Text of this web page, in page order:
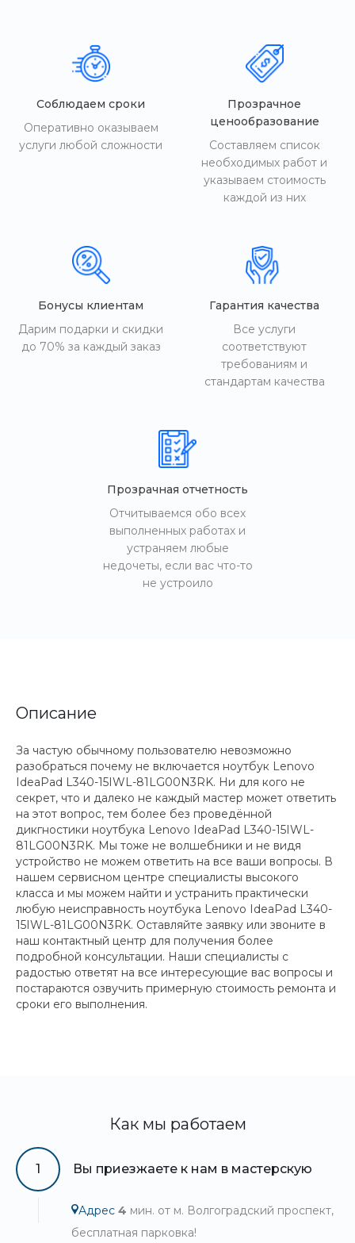
Соблюдаем сроки
Оперативно оказываем
услуги любой сложности
Прозрачное
ценообразование
Составляем список
необходимых работ и
указываем стоимость
каждой из них
Бонусы клиентам
Дарим подарки и скидки
до 70% за каждый заказ
Гарантия качества
Все услуги
соответствуют
требованиям и
стандартам качества
Прозрачная отчетность
Отчитываемся обо всех
выполненных работах и
устраняем любые
недочеты, если вас что-то
не устроило
Описание
За частую обычному пользователю невозможно
разобраться почему не включается ноутбук Lenovo
IdeaPad L340-15IWL-81LG00N3RK. Ни для кого не
секрет, что и далеко не каждый мастер может ответить
на этот вопрос, тем более без проведённой
дикгностики ноутбука Lenovo IdeaPad L340-15IWL-
81LG00N3RK. Мы тоже не волшебники и не видя
устройство не можем ответить на все ваши вопросы. В
нашем сервисном центре специалисты высокого
класса и мы можем найти и устранить практически
любую неисправность ноутбука Lenovo IdeaPad L340-
15IWL-81LG00N3RK. Оставляйте заявку или звоните в
наш контактный центр для получения более
подробной консультации. Наши специалисты с
радостью ответят на все интересующие вас вопросы и
постараются озвучить примерную стоимость ремонта и
сроки его выполнения.
Как мы работаем
1 Вы приезжаете к нам в мастерскую
Адрес 4 мин. от м. Волгоградский проспект,
бесплатная парковка!